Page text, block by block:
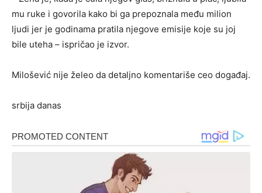
mu ruke i govorila kako bi ga prepoznala među milion
ljudi jer je godinama pratila njegove emisije koje su joj
bile uteha – ispričao je izvor.
Milošević nije želeo da detaljno komentariše ceo događaj.
srbija danas